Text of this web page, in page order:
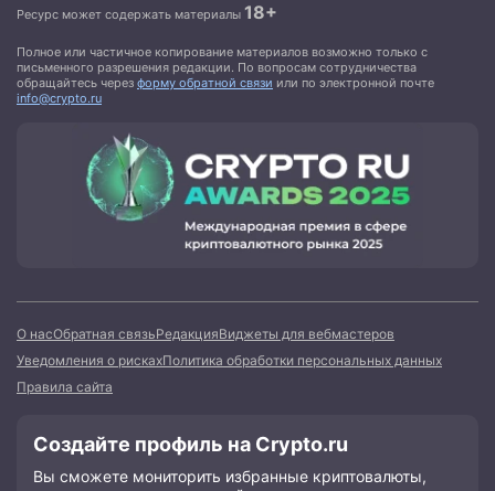
Ресурс может содержать материалы 18+
Полное или частичное копирование материалов возможно только с
письменного разрешения редакции. По вопросам сотрудничества
обращайтесь через форму обратной связи или по электронной почте
info@crypto.ru
О насОбратная связьРедакцияВиджеты для вебмастеров
Уведомления о рискахПолитика обработки персональных данных
Правила сайта
Создайте профиль на Crypto.ru
Вы сможете мониторить избранные криптовалюты,